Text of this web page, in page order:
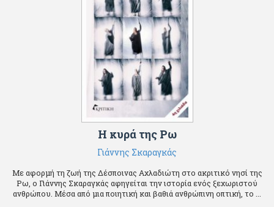
Η κυρά της Ρω
Γιάννης Σκαραγκάς
Με αφορμή τη ζωή της Δέσποινας Αχλαδιώτη στο ακριτικό νησί της
Ρω, ο Γιάννης Σκαραγκάς αφηγείται την ιστορία ενός ξεχωριστού
ανθρώπου. Μέσα από μια ποιητική και βαθιά ανθρώπινη οπτική, το ...